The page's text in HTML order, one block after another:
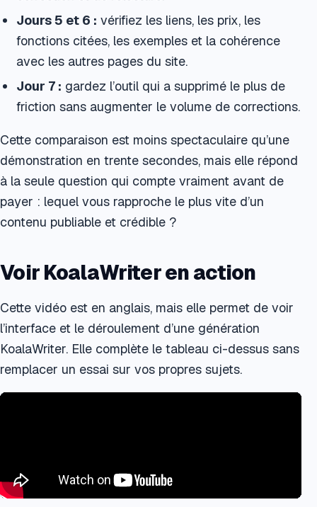
Jours 5 et 6 : vérifiez les liens, les prix, les
fonctions citées, les exemples et la cohérence
avec les autres pages du site.
Jour 7 : gardez l’outil qui a supprimé le plus de
friction sans augmenter le volume de corrections.
Cette comparaison est moins spectaculaire qu’une
démonstration en trente secondes, mais elle répond
à la seule question qui compte vraiment avant de
payer : lequel vous rapproche le plus vite d’un
contenu publiable et crédible ?
Voir KoalaWriter en action
Cette vidéo est en anglais, mais elle permet de voir
l’interface et le déroulement d’une génération
KoalaWriter. Elle complète le tableau ci-dessus sans
remplacer un essai sur vos propres sujets.